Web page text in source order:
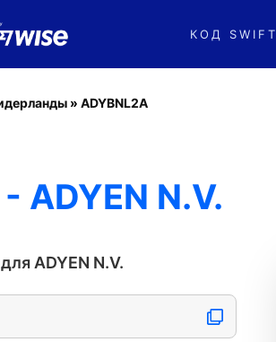
КОД SWIFT
» ADYBNL2A
ADYEN N.V.
ADYEN N.V.